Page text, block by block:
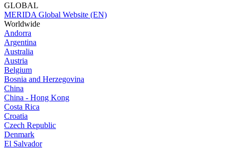
GLOBAL
MERIDA Global Website (EN)
Worldwide
Andorra
Argentina
Australia
Austria
Belgium
Bosnia and Herzegovina
China
China - Hong Kong
Costa Rica
Croatia
Czech Republic
Denmark
El Salvador